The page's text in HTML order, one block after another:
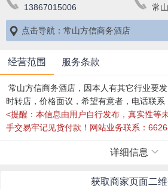
13867015006
常
点击导航：常山方信商务酒店
经营范围 服务条款
常山方信商务酒店，因本人有其它行业要
时转店，价格面议，希望有意者，电话联
<提醒：本信息由用户自行发布，真实性等
手交易牢记见货付款！网站业务联系：
详细信息
获取商家页面二